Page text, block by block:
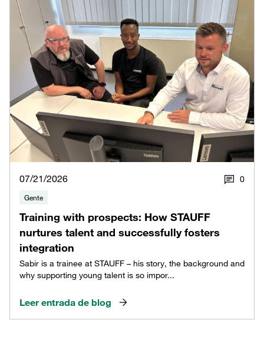
07/21/2026 0
Gente
Training with prospects: How STAUFF
nurtures talent and successfully fosters
integration
Sabir is a trainee at STAUFF – his story, the background and
why supporting young talent is so impor...
Leer entrada de blog